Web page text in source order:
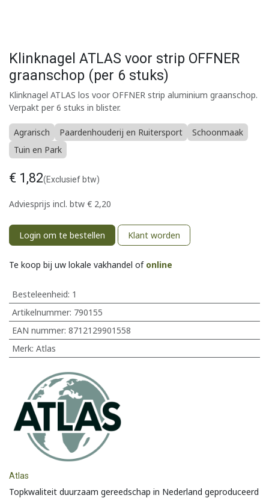
Klinknagel ATLAS voor strip OFFNER
graanschop (per 6 stuks)
Klinknagel ATLAS los voor OFFNER strip aluminium graanschop.
Verpakt per 6 stuks in blister.
Agrarisch Paardenhouderij en Ruitersport
Schoonmaak
Tuin en Park
€ 1,82(Exclusief btw)
Adviesprijs incl. btw € 2,20
Login om te bestellen Klant worden
Te koop bij uw lokale vakhandel of online
Besteleenheid: 1
Artikelnummer: 790155
EAN nummer: 8712129901558
Merk: Atlas
Atlas
Topkwaliteit duurzaam gereedschap in Nederland geproduceerd